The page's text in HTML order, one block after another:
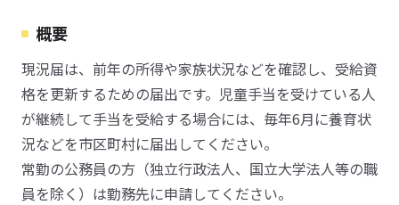
概要
現況届は、前年の所得や家族状況などを確認し、受給資
格を更新するための届出です。児童手当を受けている人
が継続して手当を受給する場合には、毎年6月に養育状
況などを市区町村に届出してください。
常勤の公務員の方（独立行政法人、国立大学法人等の職
員を除く）は勤務先に申請してください。